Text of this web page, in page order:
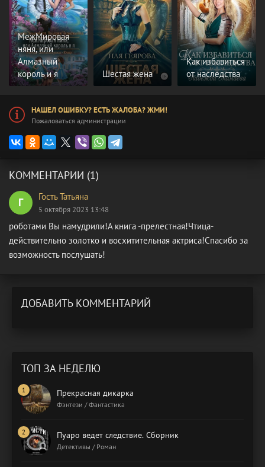
МежМировая
няня, или
Алмазный
король и я
Шестая жена
Как избавиться
от наследства
НАШЕЛ ОШИБКУ? ЕСТЬ ЖАЛОБА? ЖМИ!
Пожаловаться администрации
КОММЕНТАРИИ (1)
Г Гость Татьяна
5 октября 2023 13:48
роботами Вы намудрили!А книга -прелестная!Чтица-
действительно золотко и восхитительная актриса!Спасибо за
возможность послушать!
ДОБАВИТЬ КОММЕНТАРИЙ
ТОП ЗА НЕДЕЛЮ
Прекрасная дикарка
Фэнтези / Фантастика
Пуаро ведет следствие. Сборник
Детективы / Роман